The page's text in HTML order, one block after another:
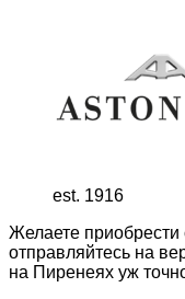
est. 1916
Желаете приобрести
отправляйтесь на
на Пиренеях уж